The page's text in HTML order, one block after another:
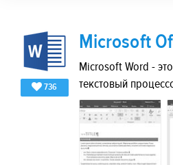
736
Microsoft
Microsoft Word -
текстовый